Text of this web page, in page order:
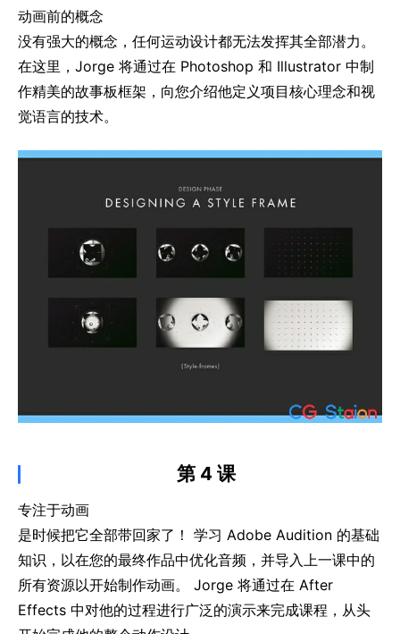
动画前的概念
没有强大的概念，任何运动设计都无法发挥其全部潜力。
在这里，Jorge 将通过在 Photoshop 和 Illustrator 中制
作精美的故事板框架，向您介绍他定义项目核心理念和视
觉语言的技术。
第 4 课
专注于动画
是时候把它全部带回家了！ 学习 Adobe Audition 的基础
知识，以在您的最终作品中优化音频，并导入上一课中的
所有资源以开始制作动画。 Jorge 将通过在 After
Effects 中对他的过程进行广泛的演示来完成课程，从头